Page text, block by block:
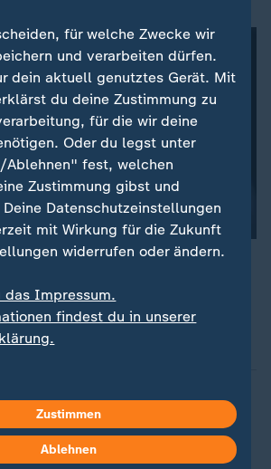
zum internationalen
eingeführt, gibt es Wero jetzt auch als
von Wero ab 2025
eine eigenständige Wero-App. Bei
für welche Zwecke wir
und verarbeiten dürfen.
dein aktuell genutztes Gerät. Mit
du deine Zustimmung zu
für die wir deine
Oder du legst unter
Ablehnen" fest, welchen
Zustimmung gibst und
Datenschutzeinstellungen
mit Wirkung für die Zukunft
widerrufen oder ändern.
das Impressum.
findest du in unserer
Zustimmen
Ablehnen